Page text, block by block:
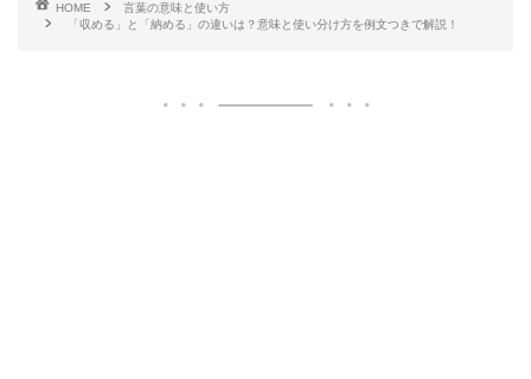
HOME
言葉の意味と使い方
「収める」と「納める」の違いは？意味と使い分け方を例文つきで解説！